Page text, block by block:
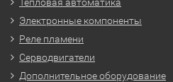
Электронные компоненты
Реле пламени
Серводвигатели
Дополнительное оборудование